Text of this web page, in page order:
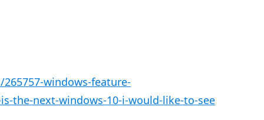
windows-feature-
the-next-windows-10-i-would-like-to-see